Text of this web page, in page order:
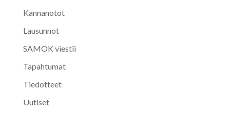
Kannanotot
Lausunnot
SAMOK viestii
Tapahtumat
Tiedotteet
Uutiset